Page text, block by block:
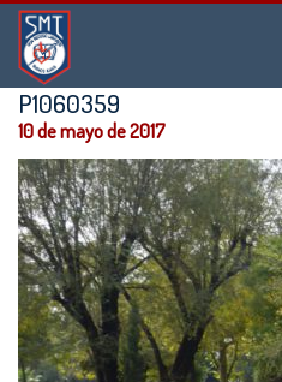
Instituto
San
Martín
de
Tours
P1060359
10 de mayo de 2017